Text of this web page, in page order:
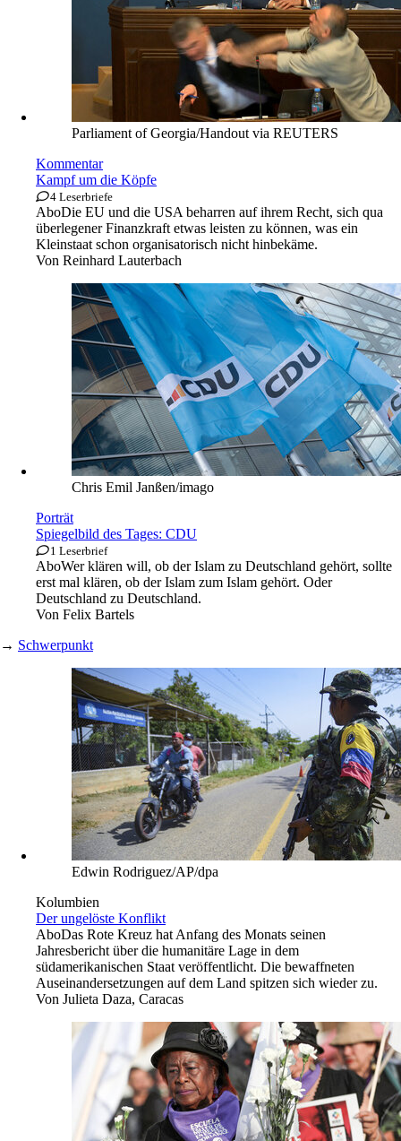
Parliament of Georgia/Handout via REUTERS
Kommentar
Kampf um die Köpfe
4 Leserbriefe
AboDie EU und die USA beharren auf ihrem Recht, sich qua
überlegener Finanzkraft etwas leisten zu können, was ein
Kleinstaat schon organisatorisch nicht hinbekäme.
Von Reinhard Lauterbach
Chris Emil Janßen/imago
Porträt
Spiegelbild des Tages: CDU
1 Leserbrief
AboWer klären will, ob der Islam zu Deutschland gehört, sollte
erst mal klären, ob der Islam zum Islam gehört. Oder
Deutschland zu Deutschland.
Von Felix Bartels
→ Schwerpunkt
Edwin Rodriguez/AP/dpa
Kolumbien
Der ungelöste Konflikt
AboDas Rote Kreuz hat Anfang des Monats seinen
Jahresbericht über die humanitäre Lage in dem
südamerikanischen Staat veröffentlicht. Die bewaffneten
Auseinandersetzungen auf dem Land spitzen sich wieder zu.
Von Julieta Daza, Caracas